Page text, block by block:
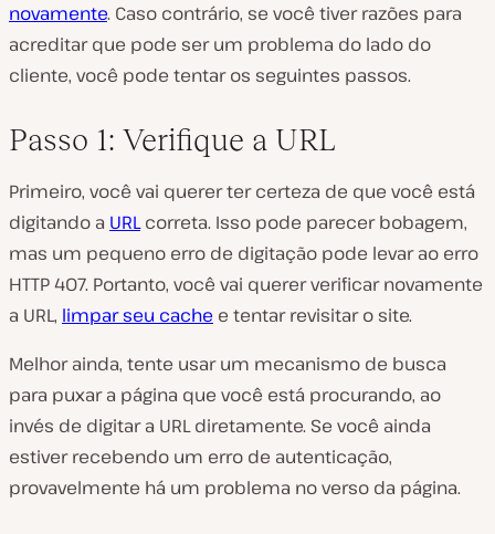
novamente. Caso contrário, se você tiver razões para
acreditar que pode ser um problema do lado do
cliente, você pode tentar os seguintes passos.
Passo 1: Verifique a URL
Primeiro, você vai querer ter certeza de que você está
digitando a URLcorreta. Isso pode parecer bobagem,
mas um pequeno erro de digitação pode levar ao erro
HTTP 407. Portanto, você vai querer verificar novamente
a URL, limpar seu cache e tentar revisitar o site.
Melhor ainda, tente usar um mecanismo de busca
para puxar a página que você está procurando, ao
invés de digitar a URL diretamente. Se você ainda
estiver recebendo um erro de autenticação,
provavelmente há um problema no verso da página.